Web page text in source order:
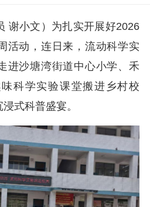
谢小文）为扎实开展好2026
活动，连日来，流动科学实
进沙塘湾街道中心小学、禾
科学实验课堂搬进乡村校
式科普盛宴。